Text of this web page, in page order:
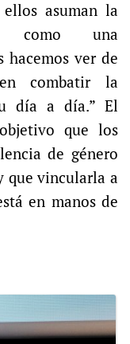
ellos asuman la
como una
hacemos ver de
combatir la
día a día.” El
que los
de género
que vincularla a
en manos de